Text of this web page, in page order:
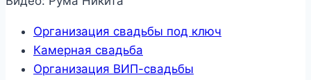
Организация свадьбы под ключ
Камерная свадьба
Организация ВИП-свадьбы